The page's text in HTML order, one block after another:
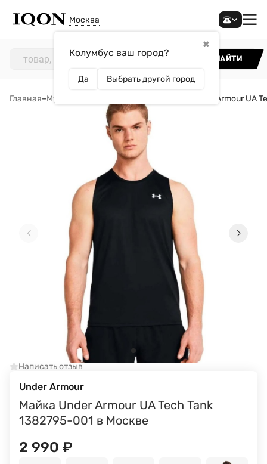
Москва
✖
Колумбус ваш город?
Да Выбрать другой город
НАЙТИ
Главная–Мужчинам Майка Under Armour UA
Написать отзыв
Under Armour
Майка Under Armour UA Tech Tank
1382795-001 в Москве
2 990 ₽